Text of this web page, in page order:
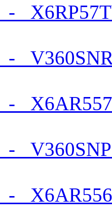
-
-
-
-